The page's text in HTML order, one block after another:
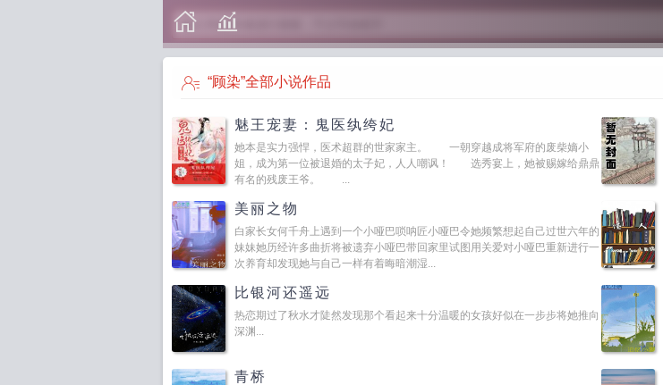
“顾染”全部小说作品
魅王宠妻：鬼医纨绔妃
她本是实力强悍，医术超群的世家家主。 一朝穿越成将军府的废柴嫡小
姐，成为第一位被退婚的太子妃，人人嘲讽！ 选秀宴上，她被赐嫁给鼎鼎
有名的残废王爷。 ...
美丽之物
白家长女何千舟上遇到一个小哑巴唢呐匠小哑巴令她频繁想起自己过世六年的
妹妹她历经许多曲折将被遗弃小哑巴带回家里试图用关爱对小哑巴重新进行一
次养育却发现她与自己一样有着晦暗潮湿...
比银河还遥远
热恋期过了秋水才陡然发现那个看起来十分温暖的女孩好似在一步步将她推向
深渊...
青桥